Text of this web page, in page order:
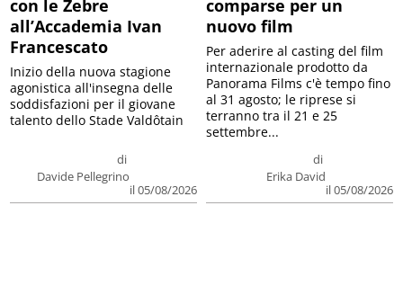
con le Zebre
all’Accademia Ivan
Francescato
di
Davide Pellegrino
il 05/08/2026
Inizio della nuova stagione
agonistica all'insegna delle
soddisfazioni per il giovane
talento dello Stade Valdôtain
comparse per un
nuovo film
di
Erika David
il 05/08/2026
Per aderire al casting del film
internazionale prodotto da
Panorama Films c'è tempo fino
al 31 agosto; le riprese si
terranno tra il 21 e 25
settembre...